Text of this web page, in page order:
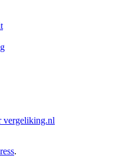
vergeliking.nl
.